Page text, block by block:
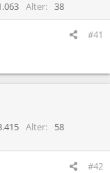
Alter 38
#41
Alter
58
#42